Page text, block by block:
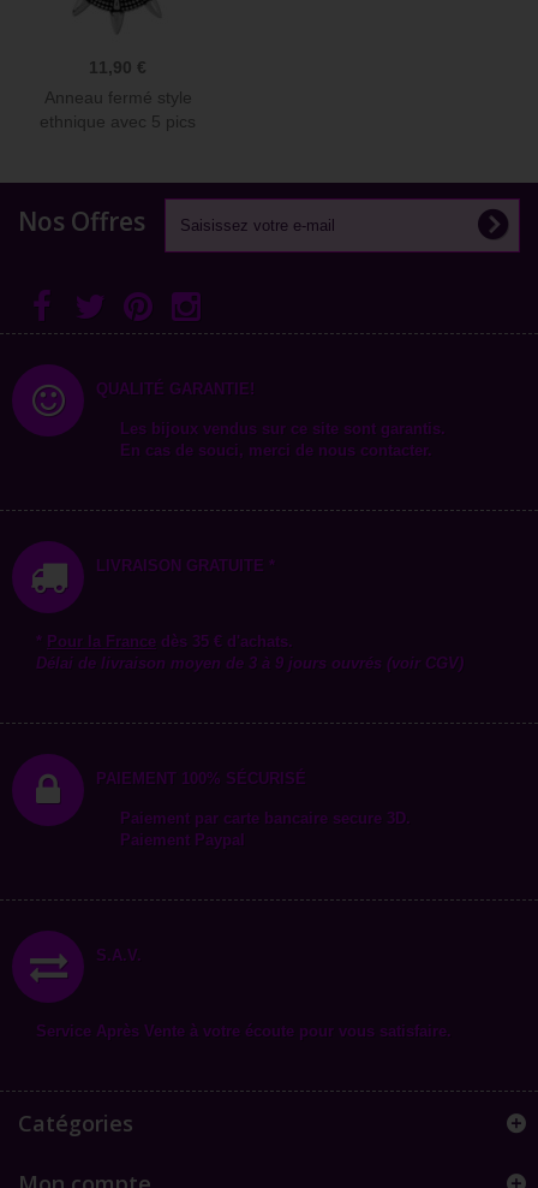
11,90 €
Anneau fermé style
ethnique avec 5 pics
Nos Offres
QUALITÉ GARANTIE!
Les bijoux vendus sur ce site sont garantis.
En cas de souci, merci de nous contacter.
LIVRAISON GRATUITE *
* Pour la France dès 35 € d'achats.
Délai de livraison moyen de 3 à 9 jours ouvrés (voir CGV)
PAIEMENT 100% SÉCURISÉ
Paiement par carte bancaire secure 3D.
Paiement Paypal
S.A.V.
Service Après Vente à votre écoute pour vous satisfaire.
Catégories